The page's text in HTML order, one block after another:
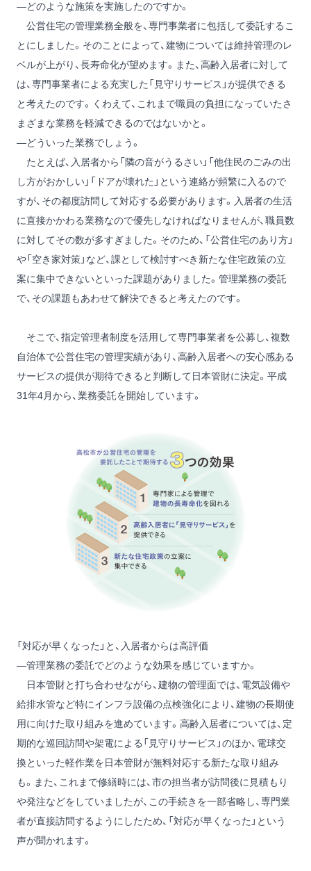
―どのような施策を実施したのですか。
公営住宅の管理業務全般を、専門事業者に包括して委託するこ
とにしました。そのことによって、建物については維持管理のレ
ベルが上がり、長寿命化が望めます。また、高齢入居者に対して
は、専門事業者による充実した「見守りサービス」が提供できる
と考えたのです。くわえて、これまで職員の負担になっていたさ
まざまな業務を軽減できるのではないかと。
―どういった業務でしょう。
たとえば、入居者から「隣の音がうるさい」「他住民のごみの出
し方がおかしい」「ドアが壊れた」という連絡が頻繁に入るので
すが、その都度訪問して対応する必要があります。入居者の生活
に直接かかわる業務なので優先しなければなりませんが、職員数
に対してその数が多すぎました。そのため、「公営住宅のあり方」
や「空き家対策」など、課として検討すべき新たな住宅政策の立
案に集中できないといった課題がありました。管理業務の委託
で、その課題もあわせて解決できると考えたのです。
そこで、指定管理者制度を活用して専門事業者を公募し、複数
自治体で公営住宅の管理実績があり、高齢入居者への安心感ある
サービスの提供が期待できると判断して日本管財に決定。平成
31年4月から、業務委託を開始しています。
「対応が早くなった」と、入居者からは高評価
―管理業務の委託でどのような効果を感じていますか。
日本管財と打ち合わせながら、建物の管理面では、電気設備や
給排水管など特にインフラ設備の点検強化により、建物の長期使
用に向けた取り組みを進めています。高齢入居者については、定
期的な巡回訪問や架電による「見守りサービス」のほか、電球交
換といった軽作業を日本管財が無料対応する新たな取り組み
も。また、これまで修繕時には、市の担当者が訪問後に見積もり
や発注などをしていましたが、この手続きを一部省略し、専門業
者が直接訪問するようにしたため、「対応が早くなった」という
声が聞かれます。